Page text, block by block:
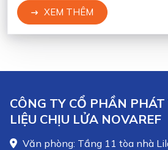
XEM THÊM
CÔNG TY CỔ PHẦN
LIỆU CHỊU LỬA NOVAREF
Văn phòng: Tầng 11 tòa nhà